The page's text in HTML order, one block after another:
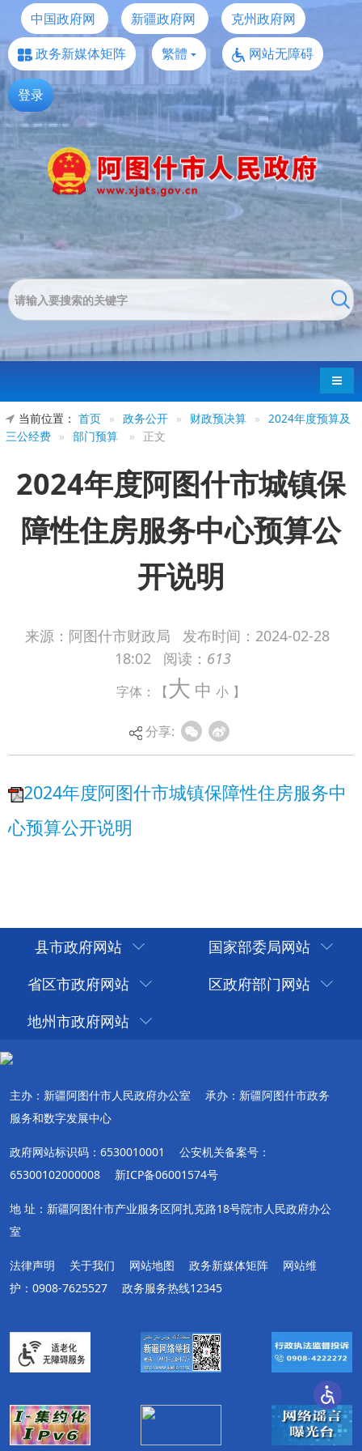
中国政府网 新疆政府网
克州政府网
政务新媒体矩阵
繁體 网站无障碍
登录
导航
当前位置： 首页 » 政务公开 » 财政预决算 »
2024年度预算及
三公经费 » 部门预算 » 正文
2024年度阿图什市城镇保
障性住房服务中心预算公
开说明
来源：阿图什市财政局 发布时间： 2024-02-28
18:02
阅读： 613
字体：【大 中 小 】
分享:
2024年度阿图什市城镇保障性住房服务中
县市政府网站
国家部委局网站
省区市政府网站
区政府部门网站
地州市政府网站
主办：新疆阿图什市人民政府办公室
承办：新疆阿图什市政务
服务和数字发展中心
政府网站标识码：6530010001
公安机关备案号：
65300102000008
新ICP备06001574号
地 址：新疆阿图什市产业服务区阿扎克路18号院市人民政府办公
室
法律声明 关于我们 网站地图 政务新媒体矩阵
网站维
护：0908-7625527
政务服务热线12345